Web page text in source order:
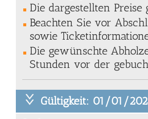
Die dargestellten Preise
Beachten Sie vor
sowie
Die gewünschte
Stunden vor der
Gültigkeit: 01/01/